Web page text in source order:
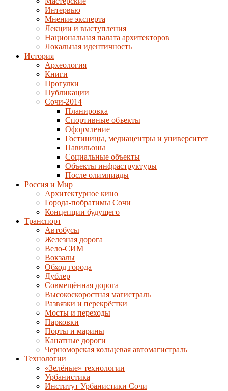
Интервью
Мнение эксперта
Лекции и выступления
Национальная палата архитекторов
Локальная идентичность
История
Археология
Книги
Прогулки
Публикации
Сочи-2014
Планировка
Спортивные объекты
Оформление
Гостиницы, медиацентры и университет
Павильоны
Социальные объекты
Объекты инфраструктуры
После олимпиады
Россия и Мир
Архитектурное кино
Города-побратимы Сочи
Концепции будущего
Транспорт
Автобусы
Железная дорога
Вело-СИМ
Вокзалы
Обход города
Дублер
Совмещённая дорога
Высокоскоростная магистраль
Развязки и перекрёстки
Мосты и переходы
Парковки
Порты и марины
Канатные дороги
Черноморская кольцевая автомагистраль
Технологии
«Зелёные» технологии
Урбанистика
Институт Урбанистики Сочи